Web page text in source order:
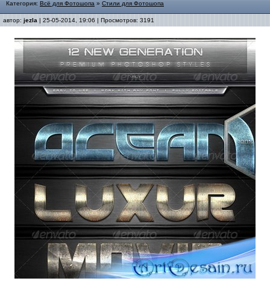
Категория: Всё для Фотошопа » Стили для Фотошопа
автор: jezla | 25-05-2014, 19:06 | Просмотров: 3191